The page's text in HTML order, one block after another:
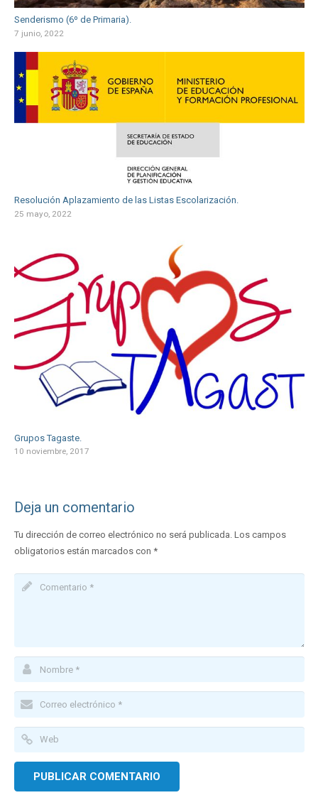
Senderismo (6º de Primaria).
7 junio, 2022
Resolución Aplazamiento de las Listas Escolarización.
25 mayo, 2022
Grupos Tagaste.
10 noviembre, 2017
Deja un comentario
Tu dirección de correo electrónico no será publicada.Los campos
obligatorios están marcados con *